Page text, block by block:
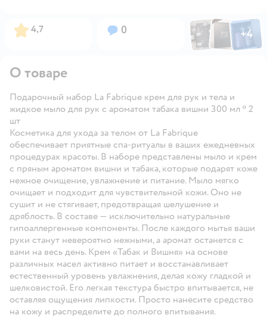
Рейтинг:
4,7 Вопросов:
0 ФотоФотоФото
+4
Открыть
О товаре
Подарочный набор La Fabrique крем для рук и тела и
жидкое мыло для рук с ароматом табака вишни 300 мл * 2
шт
Косметика для ухода за телом от La Fabrique
обеспечивает приятные спа-ритуалы в ваших ежедневных
процедурах красоты. В наборе представлены мыло и крем
с пряным ароматом вишни и табака, которые подарят коже
нежное очищение, увлажнение и питание. Мыло мягко
очищает и подходит для чувствительной кожи. Оно не
сушит и не стягивает, предотвращая шелушение и
дряблость. В составе — исключительно натуральные
гипоаллергенные компоненты. После каждого мытья ваши
руки станут невероятно нежными, а аромат останется с
вами на весь день. Крем «Табак и Вишня» на основе
различных масел активно питает и восстанавливает
естественный уровень увлажнения, делая кожу гладкой и
шелковистой. Его легкая текстура быстро впитывается, не
оставляя ощущения липкости. Просто нанесите средство
на кожу и распределите до полного впитывания.